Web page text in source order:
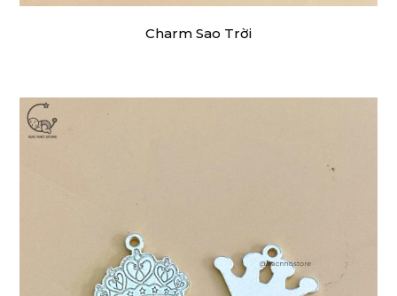
Charm Sao Trời